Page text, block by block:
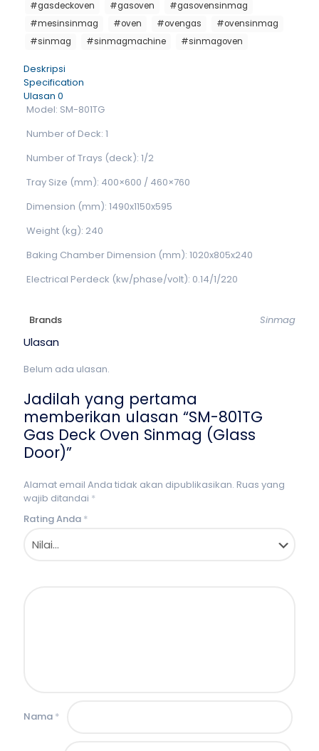
#gasdeckoven
#gasoven
#gasovensinmag
#mesinsinmag
#oven #ovengas
#ovensinmag
#sinmag
#sinmagmachine #sinmagoven
Deskripsi
Specification
Ulasan 0
Model: SM-801TG
Number of Deck: 1
Number of Trays (deck): 1/2
Tray Size (mm): 400×600 / 460×760
Dimension (mm): 1490x1150x595
Weight (kg): 240
Baking Chamber Dimension (mm): 1020x805x240
Electrical Perdeck (kw/phase/volt): 0.14/1/220
Brands Sinmag
Ulasan
Belum ada ulasan.
Jadilah yang pertama
memberikan ulasan “SM-801TG
Gas Deck Oven Sinmag (Glass
Door)”
Alamat email Anda tidak akan dipublikasikan. Ruas yang
wajib ditandai *
Rating Anda *
Nama *